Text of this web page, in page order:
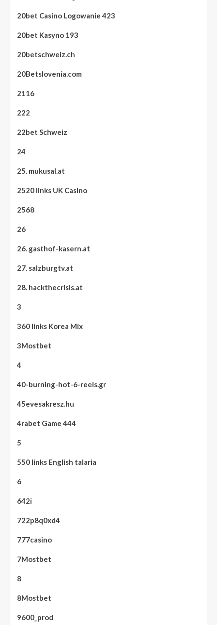
20bet Casino Logowanie 423
20bet Kasyno 193
20betschweiz.ch
20Betslovenia.com
2116
222
22bet Schweiz
24
25. mukusal.at
2520 links UK Casino
2568
26
26. gasthof-kasern.at
27. salzburgtv.at
28. hackthecrisis.at
3
360 links Korea Mix
3Mostbet
4
40-burning-hot-6-reels.gr
45evesakresz.hu
4rabet Game 444
5
550 links English talaria
6
642i
722p8q0xd4
777casino
7Mostbet
8
8Mostbet
9600_prod